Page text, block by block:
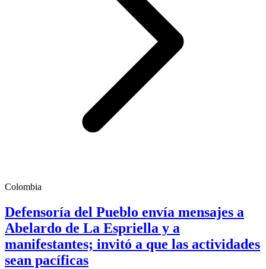
Colombia
Defensoría del Pueblo envía mensajes a
Abelardo de La Espriella y a
manifestantes; invitó a que las actividades
sean pacíficas